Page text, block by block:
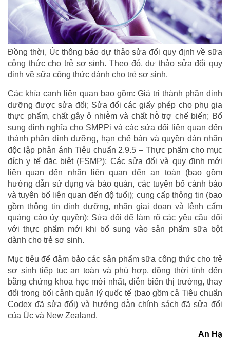
Đồng thời, Úc thông báo dự thảo sửa đổi quy định về sữa
công thức cho trẻ sơ sinh. Theo đó, dự thảo sửa đổi quy
định về sữa công thức dành cho trẻ sơ sinh.
Các khía cạnh liên quan bao gồm: Giá trị thành phần dinh
dưỡng được sửa đổi; Sửa đổi các giấy phép cho phụ gia
thực phẩm, chất gây ô nhiễm và chất hỗ trợ chế biến; Bổ
sung định nghĩa cho SMPPi và các sửa đổi liên quan đến
thành phần dinh dưỡng, hạn chế bán và quyền dán nhãn
độc lập phản ánh Tiêu chuẩn 2.9.5 – Thực phẩm cho mục
đích y tế đặc biệt (FSMP); Các sửa đổi và quy định mới
liên quan đến nhãn liên quan đến an toàn (bao gồm
hướng dẫn sử dụng và bảo quản, các tuyên bố cảnh báo
và tuyên bố liên quan đến độ tuổi); cung cấp thông tin (bao
gồm thông tin dinh dưỡng, nhãn giai đoạn và lệnh cấm
quảng cáo ủy quyền); Sửa đổi để làm rõ các yêu cầu đối
với thực phẩm mới khi bổ sung vào sản phẩm sữa bột
dành cho trẻ sơ sinh.
Mục tiêu để đảm bảo các sản phẩm sữa công thức cho trẻ
sơ sinh tiếp tục an toàn và phù hợp, đồng thời tính đến
bằng chứng khoa học mới nhất, diễn biến thị trường, thay
đổi trong bối cảnh quản lý quốc tế (bao gồm cả Tiêu chuẩn
Codex đã sửa đổi) và hướng dẫn chính sách đã sửa đổi
của Úc và New Zealand.
An Hạ